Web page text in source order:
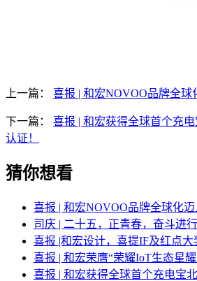
上一篇： 喜报 | 和宏NOVOO品牌全球
下一篇：
喜报 | 和宏获得全球首个充
认证！
猜你想看
喜报 | 和宏NOVOO品牌全球化
司庆 | 二十五，正青春，奋斗进行
喜报 |和宏设计，喜提IF及红点大
喜报 | 和宏荣膺“荣耀IoT生态星
喜报 | 和宏获得全球首个充电宝